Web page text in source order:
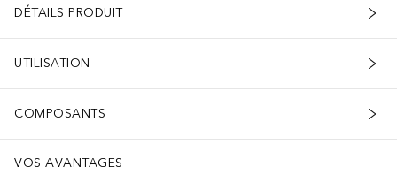
DÉTAILS PRODUIT
UTILISATION
COMPOSANTS
VOS AVANTAGES